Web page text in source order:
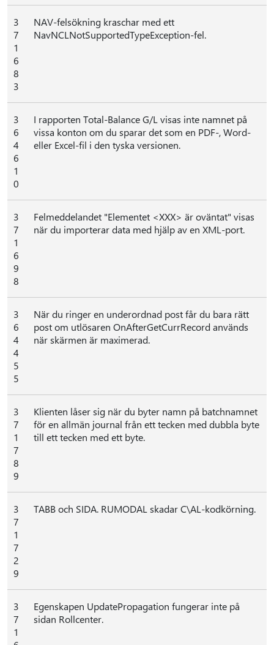
3
7
1
6
8
3
NAV-felsökning kraschar med ett
NavNCLNotSupportedTypeException-fel.
3
6
4
6
1
0
I rapporten Total-Balance G/L visas inte namnet på
vissa konton om du sparar det som en PDF-, Word-
eller Excel-fil i den tyska versionen.
3
7
1
6
9
8
Felmeddelandet "Elementet <XXX> är oväntat" visas
när du importerar data med hjälp av en XML-port.
3
6
4
4
5
5
När du ringer en underordnad post får du bara rätt
post om utlösaren OnAfterGetCurrRecord används
när skärmen är maximerad.
3
7
1
7
8
9
Klienten låser sig när du byter namn på batchnamnet
för en allmän journal från ett tecken med dubbla byte
till ett tecken med ett byte.
3
7
1
7
2
9
TABB och SIDA. RUMODAL skadar C\AL-kodkörning.
3
7
1
Egenskapen UpdatePropagation fungerar inte på
sidan Rollcenter.